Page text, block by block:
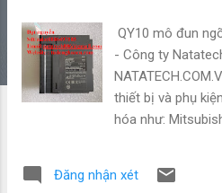
QY10 mô đun
- Công ty
thiết bị và phụ
hóa như:
tốt. Giá bao luôn
Đăng nhận xét